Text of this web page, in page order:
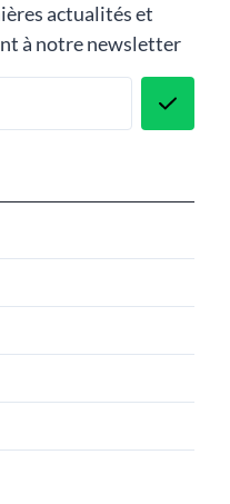
actualités et
à notre newsletter